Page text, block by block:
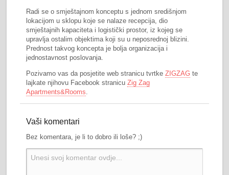
Radi se o smještajnom konceptu s jednom središnjom
lokacijom u sklopu koje se nalaze recepcija, dio
smještajnih kapaciteta i logistički prostor, iz kojeg se
upravlja ostalim objektima koji su u neposrednoj blizini.
Prednost takvog koncepta je bolja organizacija i
jednostavnost poslovanja.
Pozivamo vas da posjetite web stranicu tvrtkeZIGZAG te
lajkate njihovu Facebook stranicuZig Zag
Apartments&Rooms
Vaši komentari
Bez komentara, je li to dobro ili loše? ;)